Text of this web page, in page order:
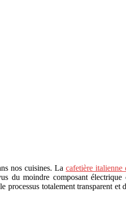
nos cuisines. La cafetière italienne
du moindre composant
totalement transparent et